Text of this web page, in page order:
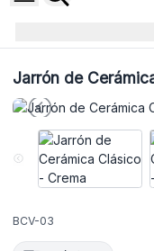
Jarrón de
BCV-03